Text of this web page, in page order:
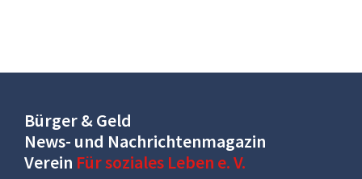
Bürger & Geld
News- und Nachrichtenmagazin
Verein Für soziales Leben e. V.